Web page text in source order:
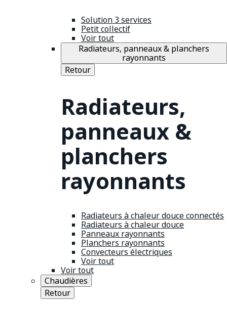
Solution 3 services
Petit collectif
Voir tout
Radiateurs, panneaux & planchers
rayonnants
Retour
Radiateurs,
panneaux &
planchers
rayonnants
Radiateurs à chaleur douce connectés
Radiateurs à chaleur douce
Panneaux rayonnants
Planchers rayonnants
Convecteurs électriques
Voir tout
Voir tout
Chaudières
Retour